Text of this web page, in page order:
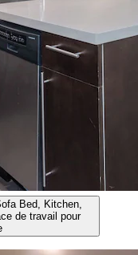
Bed, Kitchen,
de travail pour